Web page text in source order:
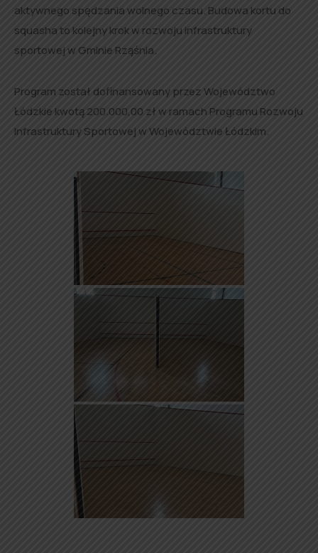
aktywnego spędzania wolnego czasu. Budowa kortu do
squasha to kolejny krok w rozwoju infrastruktury
sportowej w Gminie Rząśnia.
Program został dofinansowany przez Województwo
Łódzkie kwotą 200.000,00 zł w ramach Programu Rozwoju
Infrastruktury Sportowej w Województwie Łódzkim.